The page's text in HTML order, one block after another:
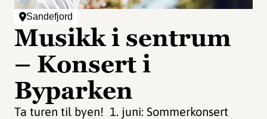
Sandefjord
Musikk i sentrum
– Konsert i
Byparken
Ta turen til byen! 1. juni: Sommerkonsert